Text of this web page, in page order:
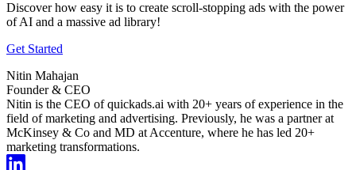
Discover how easy it is to create scroll-stopping ads with the power
of AI and a massive ad library!
Get Started
Nitin Mahajan
Founder & CEO
Nitin is the CEO of quickads.ai with 20+ years of experience in the
field of marketing and advertising. Previously, he was a partner at
McKinsey & Co and MD at Accenture, where he has led 20+
marketing transformations.